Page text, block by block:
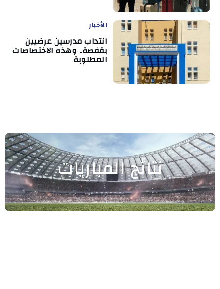
الأخبار
انتداب مدرسين عرضيين
بقفصة.. وهذه الاختصاصات
المطلوبة
نتائج المباريات